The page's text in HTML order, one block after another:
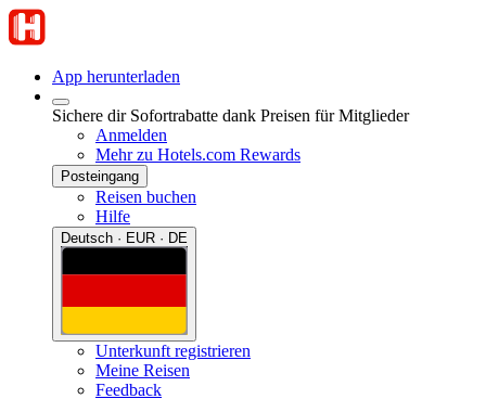
App herunterladen
Sichere dir Sofortrabatte dank Preisen für Mitglieder
Anmelden
Mehr zu Hotels.com Rewards
Posteingang
Reisen buchen
Hilfe
Deutsch · EUR · DE
Unterkunft registrieren
Meine Reisen
Feedback